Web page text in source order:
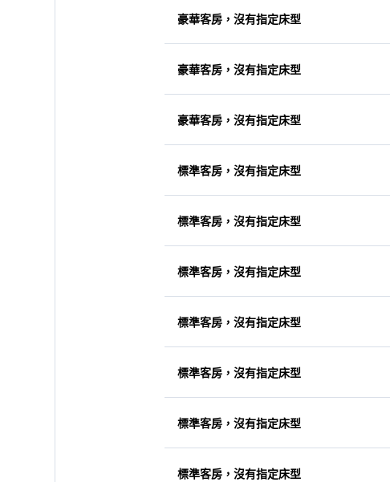
豪華客房，沒有指定床型
豪華客房，沒有指定床型
豪華客房，沒有指定床型
標準客房，沒有指定床型
標準客房，沒有指定床型
標準客房，沒有指定床型
標準客房，沒有指定床型
標準客房，沒有指定床型
標準客房，沒有指定床型
標準客房，沒有指定床型